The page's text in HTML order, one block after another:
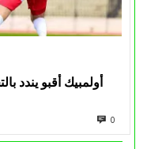
أولمبيك أقبو يندد
0